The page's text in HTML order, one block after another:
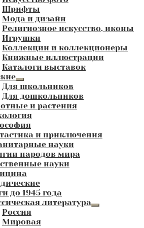
Шрифты
Мода и дизайн
Религиозное искусство, иконы
Игрушки
Коллекции и коллекционеры
Книжные иллюстрации
Каталоги выставок
Развернутое
вложенное
меню
Для школьников
Для дошкольников
и растения
и приключения
науки
народов мира
науки
до 1945 года
литература
Развернутое
Россия
Мировая